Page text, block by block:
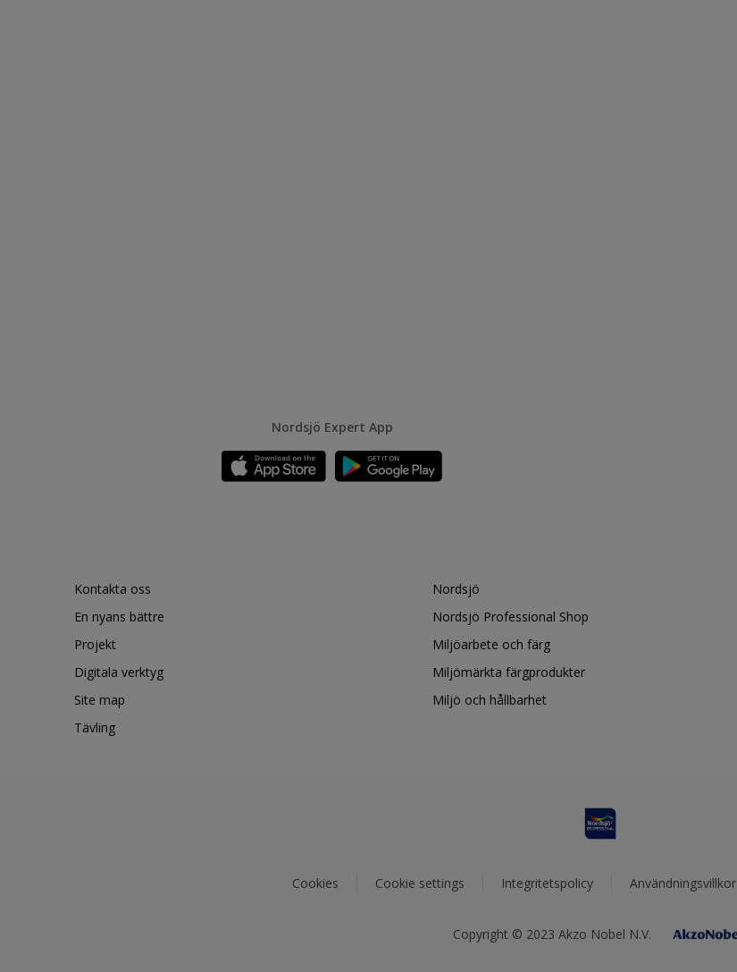
Nordsjö Expert App
Kontakta oss
En nyans bättre
Projekt
Digitala verktyg
Site map
Tävling
Nordsjö
Nordsjö Professional Shop
Miljöarbete och färg
Miljömärkta färgprodukter
Miljö och hållbarhet
Cookies Cookie settings Integritetspolicy Användningsvillkor
Copyright © 2023 Akzo Nobel N.V.